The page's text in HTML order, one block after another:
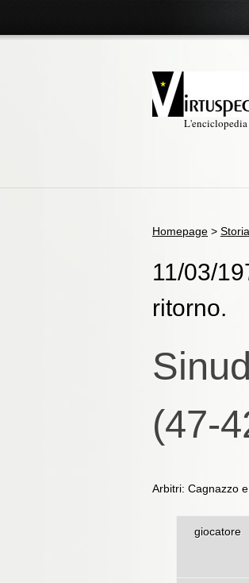
Homepage > Storia
11/03/
ritorno.
(47-
Arbitri: Cagnazzo
giocatore